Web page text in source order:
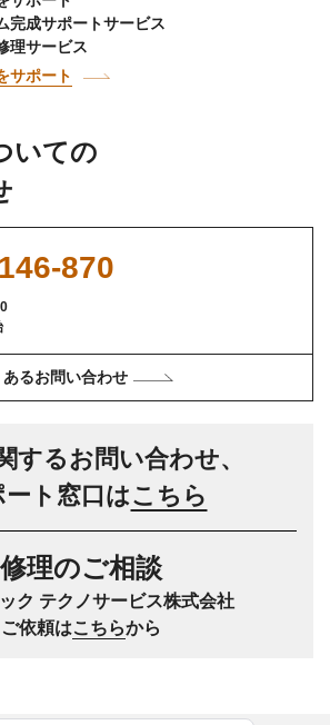
完成サポートサービス
理サービス
サポート
いての
870
あるお問い合わせ
するお問い合わせ、
ート窓口はこちら
修理のご相談
ク テクノサービス株式会社
ご依頼はこちらから